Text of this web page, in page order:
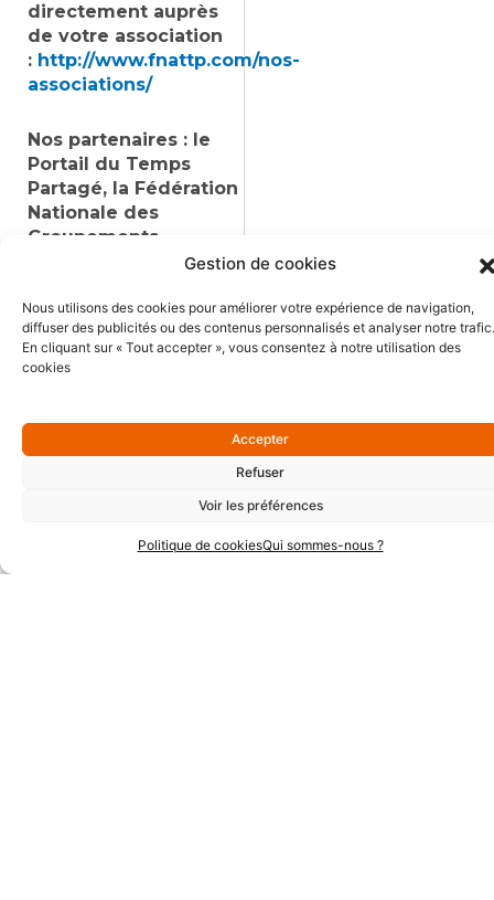
Gestion de cookies
Nous utilisons des cookies pour améliorer votre expérience de navigation,
diffuser des publicités ou des contenus personnalisés et analyser notre trafic.
En cliquant sur « Tout accepter », vous consentez à notre utilisation des
cookies
Accepter
Refuser
Voir les préférences
Politique de cookiesQui sommes-nous ?
directement auprès
de votre association
: http://www.fnattp.com/nos-
associations/
Nos partenaires : le
Portail du Temps
Partagé, la Fédération
Nationale des
Groupements
d’Employeurs (FNGE),
1milliond’emplois.
VOTRE CONTACT :
Contact : Bernard